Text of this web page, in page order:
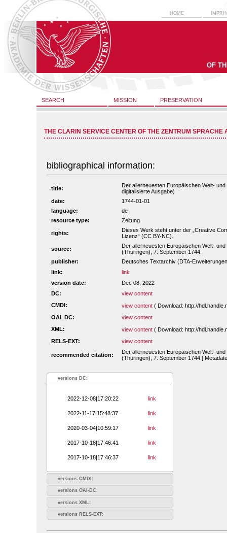
HOME
OF
SEARCH MISSION PRESERVATION
THE CLARIN SERVICE CENTER OF THE ZENTRUM SPRACHE
bibliographical information:
title:
Der allerneuesten Europäischen Welt-
digitalisierte Ausgabe)
date:
1744-01-01
language:
de
resource type:
Zeitung
rights:
Dieses Werk steht unter der „Creative
Lizenz“ (CC BY-NC).
source:
Der allerneuesten Europäischen Welt-
(Thüringen), 7. September 1744.
publisher:
Deutsches Textarchiv (DTA-
link:
link
version date:
Dec 08, 2022
DC:
view content
CMDI:
view content ( Download: http://
OAI_DC:
view content
XML:
view content ( Download: http://
RELS-EXT:
view content
recommended citation:
Der allerneuesten Europäischen Welt-
(Thüringen), 7. September 1744.[
versions DC:
2022-12-08|17:20:22 link
2022-11-17|15:48:37 link
2020-03-04|10:59:17 link
2017-10-18|17:46:41 link
2017-10-18|17:46:37 link
versions CMDI:
versions OAI-DC:
versions XML:
versions RELS-EXT: